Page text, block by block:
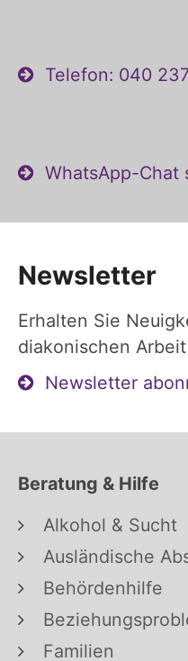
Telefon: 040
WhatsApp-Chat
Newsletter
Erhalten Sie
diakonischen
Newsletter
Beratung & Hilfe
Alkohol & Sucht
Ausländische
Behördenhilfe
Familien